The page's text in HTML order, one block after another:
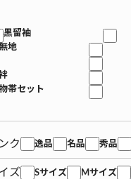
黒留袖
地
帯セット
ク 逸品 名品 秀品
ズ Sサイズ Mサイズ